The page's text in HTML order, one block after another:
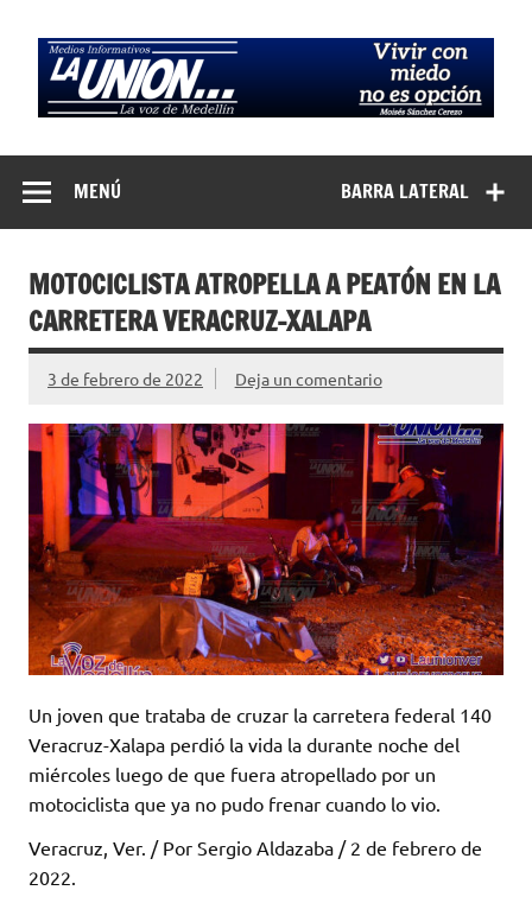
contenido
Medios
Informativos La
Unión…
BARRA LATERAL
MENÚ
MOTOCICLISTA ATROPELLA A PEATÓN EN LA
CARRETERA VERACRUZ-XALAPA
3 de febrero de 2022 Deja un comentario
Un joven que trataba de cruzar la carretera federal 140
Veracruz-Xalapa perdió la vida la durante noche del
miércoles luego de que fuera atropellado por un
motociclista que ya no pudo frenar cuando lo vio.
Veracruz, Ver. / Por Sergio Aldazaba / 2 de febrero de
2022.